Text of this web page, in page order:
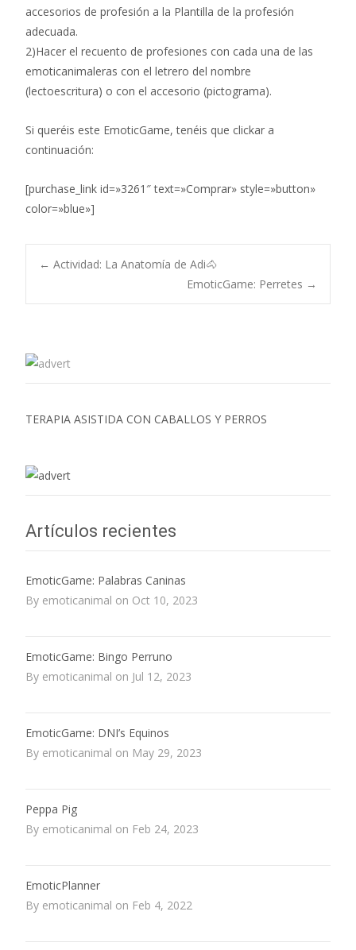
accesorios de profesión a la Plantilla de la profesión
adecuada.
2)Hacer el recuento de profesiones con cada una de las
emoticanimaleras con el letrero del nombre
(lectoescritura) o con el accesorio (pictograma).
Si queréis este EmoticGame, tenéis que clickar a
continuación:
[purchase_link id=»3261″ text=»Comprar» style=»button»
color=»blue»]
Navegación de
entradas
← Actividad: La Anatomía de Adi🐴
EmoticGame: Perretes →
TERAPIA ASISTIDA CON CABALLOS Y PERROS
Artículos recientes
EmoticGame: Palabras Caninas
By emoticanimal on Oct 10, 2023
EmoticGame: Bingo Perruno
By emoticanimal on Jul 12, 2023
EmoticGame: DNI’s Equinos
By emoticanimal on May 29, 2023
Peppa Pig
By emoticanimal on Feb 24, 2023
EmoticPlanner
By emoticanimal on Feb 4, 2022